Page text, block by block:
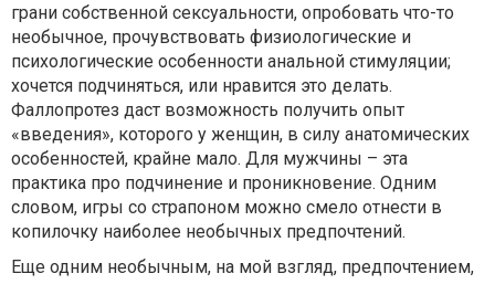
грани собственной сексуальности, опробовать что-то
необычное, прочувствовать физиологические и
психологические особенности анальной стимуляции;
хочется подчиняться, или нравится это делать.
Фаллопротез даст возможность получить опыт
«введения», которого у женщин, в силу анатомических
особенностей, крайне мало. Для мужчины – эта
практика про подчинение и проникновение. Одним
словом, игры со страпоном можно смело отнести в
копилочку наиболее необычных предпочтений.
Еще одним необычным, на мой взгляд, предпочтением,